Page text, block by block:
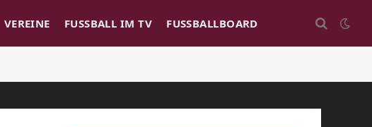
VEREINE FUSSBALL IM TV FUSSBALLBOARD